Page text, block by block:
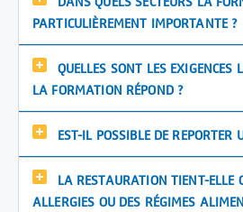
PARTICULIÈREMENT IMPORTANTE ?
QUELLES SONT LES EXIGENCES
LA FORMATION RÉPOND ?
EST-IL POSSIBLE DE REPORTER
LA RESTAURATION TIENT-ELLE
ALLERGIES OU DES RÉGIMES